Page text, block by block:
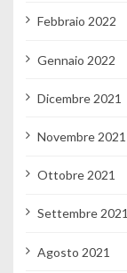
Febbraio 2022
Gennaio 2022
Dicembre 2021
Novembre 2021
Ottobre 2021
Settembre 2021
Agosto 2021